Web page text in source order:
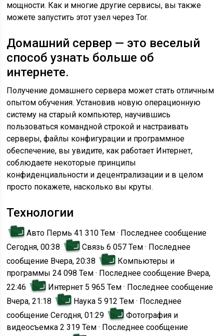
мощности. Как и многие другие сервисы, вы также
можете запустить этот узел через Tor.
Домашний сервер — это веселый
способ узнать больше об
интернете.
Получение домашнего сервера может стать отличным
опытом обучения. Установив новую операционную
систему на старый компьютер, научившись
пользоваться командной строкой и настраивать
серверы, файлы конфигурации и программное
обеспечение, вы увидите, как работает Интернет,
соблюдаете некоторые принципы
конфиденциальности и децентрализации и в целом
просто покажете, насколько вы круты.
Технологии
Авто Пермь 41 310 Тем · Последнее сообщение
Сегодня, 00:38
Связь 6 057 Тем · Последнее
сообщение Вчера, 20:38
Компьютеры и
программы 24 098 Тем · Последнее сообщение Вчера,
22:46
Интернет 5 965 Тем · Последнее сообщение
Вчера, 21:18
Наука 5 912 Тем · Последнее
сообщение Сегодня, 01:29
Фотография и
видеосъемка 2 319 Тем · Последнее сообщение